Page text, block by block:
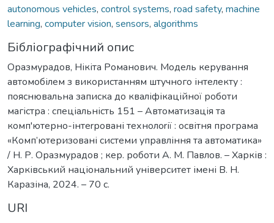
autonomous vehicles, control systems, road safety, machine
learning, computer vision, sensors, algorithms
Бібліографічний опис
Оразмурадов, Нікіта Романович. Модель керування
автомобілем з використанням штучного інтелекту :
пояснювальна записка до кваліфікаційної роботи
магістра : спеціальність 151 – Автоматизація та
комп'ютерно-інтеrровані технолоrії : освітня програма
«Комп’ютеризовані системи управління та автоматика»
/ Н. Р. Оразмурадов ; кер. роботи А. М. Павлов. – Харків :
Харківський національний університет імені В. Н.
Каразіна, 2024. – 70 с.
URI